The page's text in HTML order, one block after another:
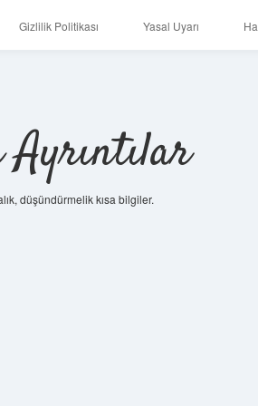
Gizlilik Politikası Yasal Uyarı
düşündürmelik kısa bilgiler.